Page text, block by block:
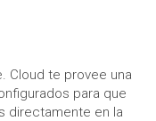
Cloud te provee una
para que
directamente en la